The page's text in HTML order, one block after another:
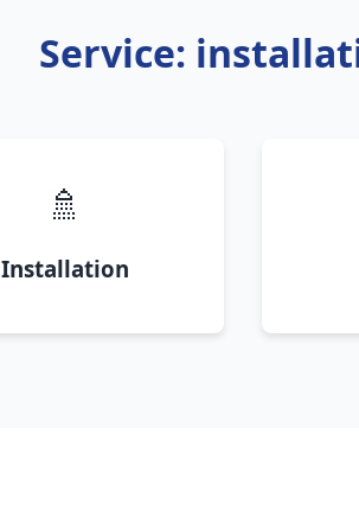
Service:
🚿
Installation